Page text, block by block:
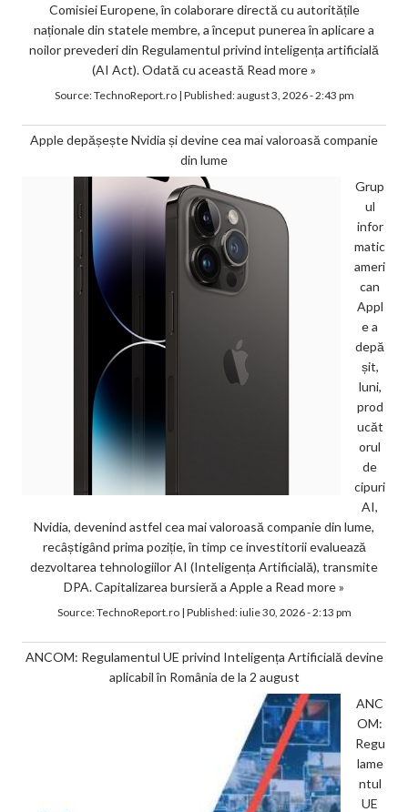
Comisiei Europene, în colaborare directă cu autoritățile
naționale din statele membre, a început punerea în aplicare a
noilor prevederi din Regulamentul privind inteligența artificială
(AI Act). Odată cu această Read more »
Source:TechnoReport.ro| Published:august 3, 2026 - 2:43 pm
Apple depășește Nvidia și devine cea mai valoroasă companie
din lume
Grup
ul
infor
matic
ameri
can
Appl
e a
depă
șit,
luni,
prod
ucăt
orul
de
cipuri
AI,
Nvidia, devenind astfel cea mai valoroasă companie din lume,
recâștigând prima poziție, în timp ce investitorii evaluează
dezvoltarea tehnologiilor AI (Inteligența Artificială), transmite
DPA. Capitalizarea bursieră a Apple a Read more »
Source:TechnoReport.ro| Published:iulie 30, 2026 - 2:13 pm
ANCOM: Regulamentul UE privind Inteligența Artificială devine
aplicabil în România de la 2 august
ANC
OM:
Regu
lame
ntul
UE